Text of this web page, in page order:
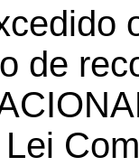
de
Lei